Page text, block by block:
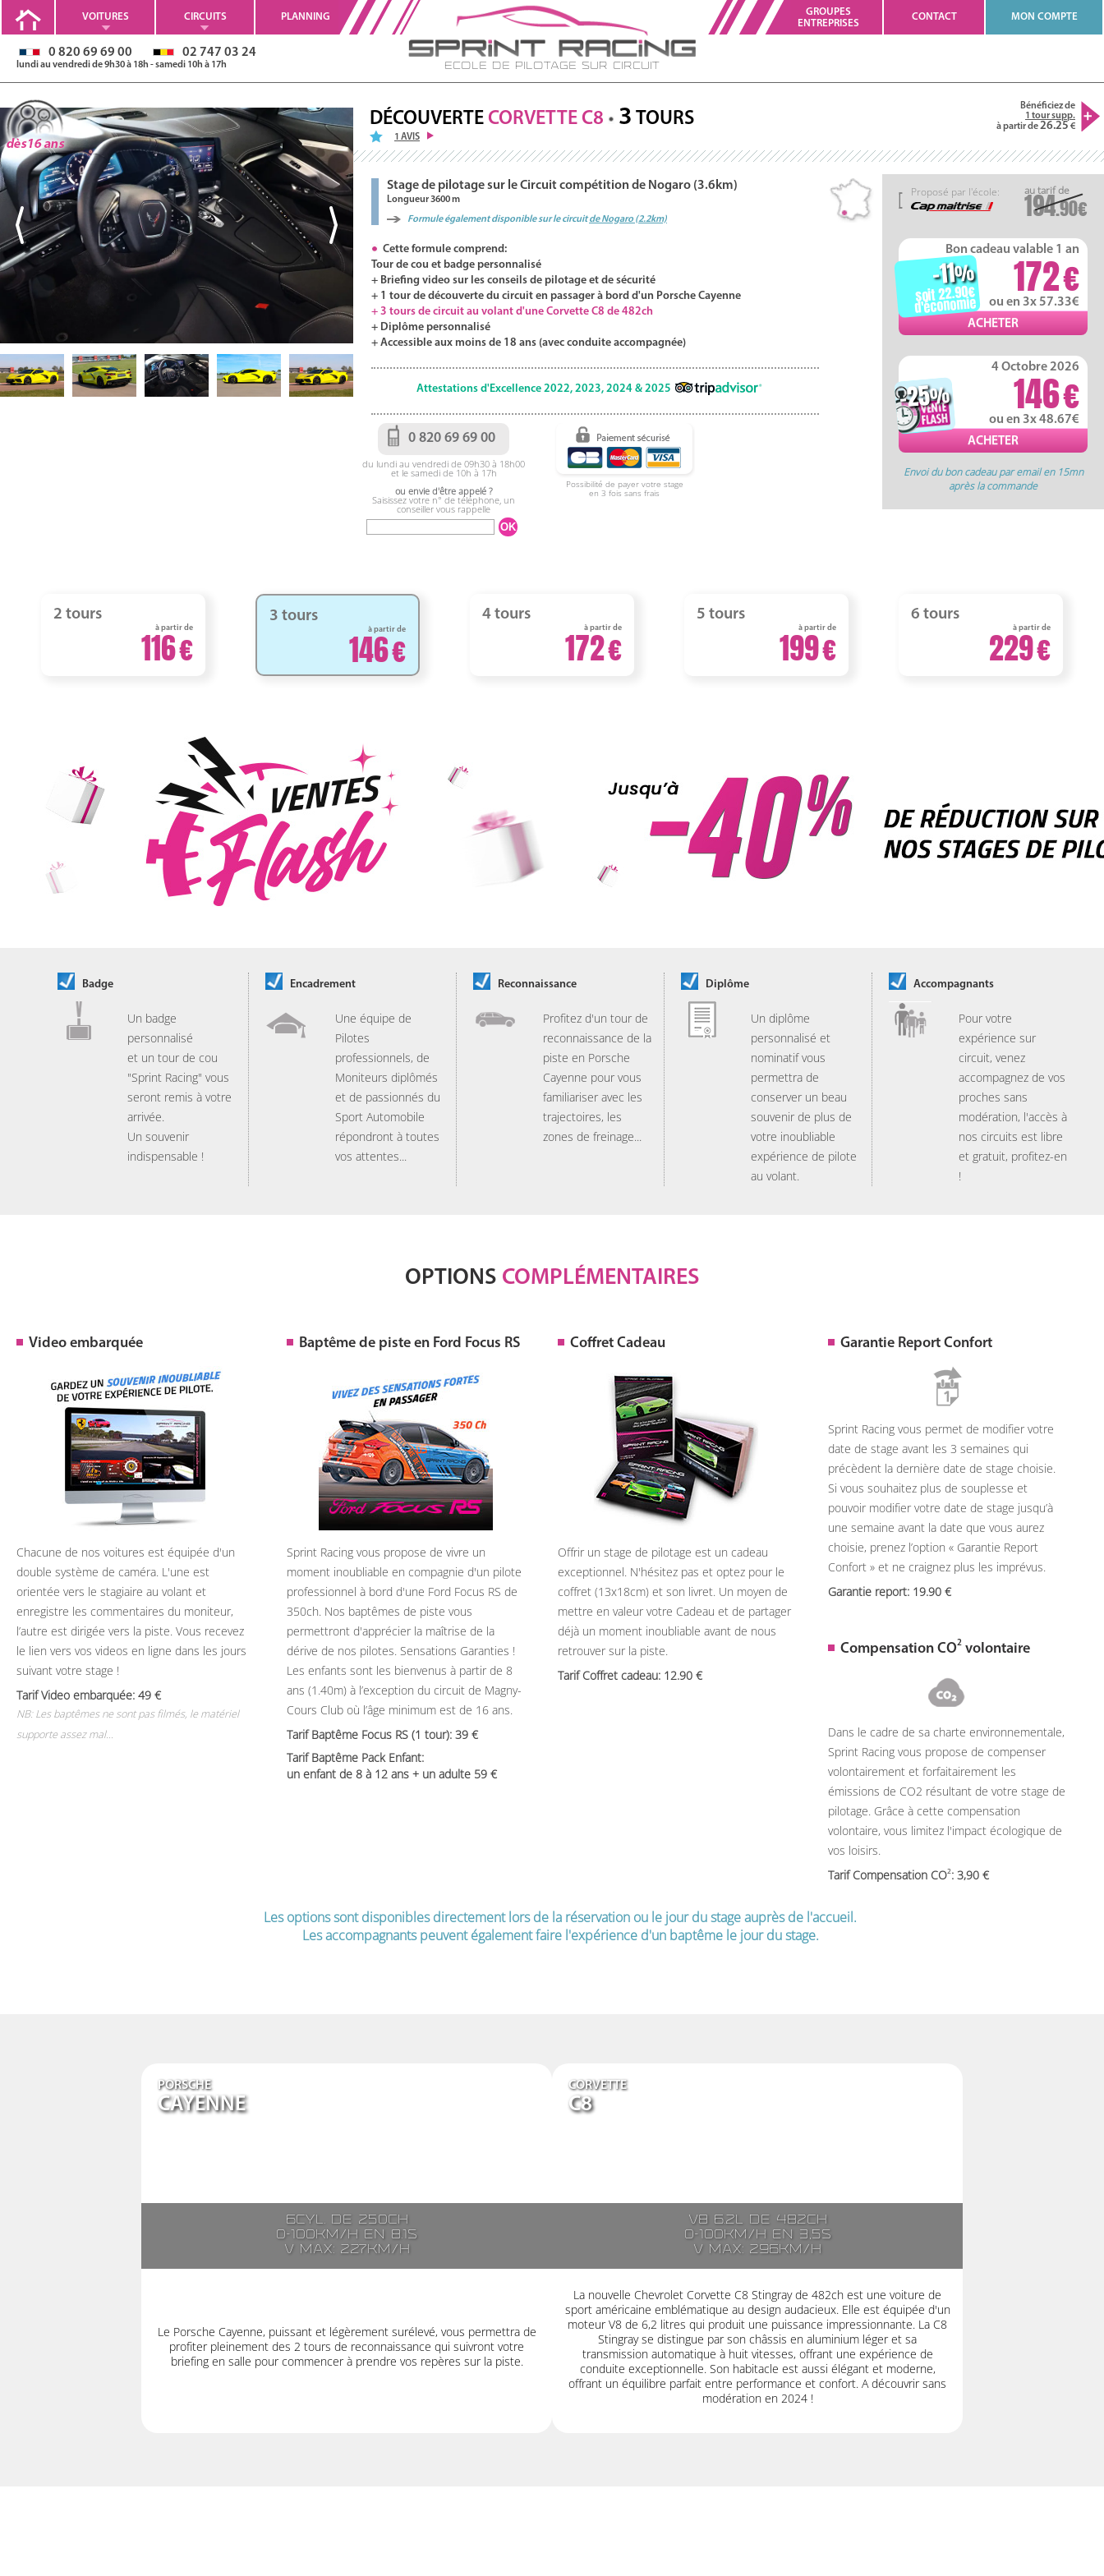
Ecole de Pilotage sur Circuit
VOITURES CIRCUITS PLANNING
GROUPES
ENTREPRISES
CONTACT MON COMPTE
0 820 69 69 00 02 747 03 24
lundi au vendredi de 9h30 à 18h - samedi 10h à 17h
Bénéficiez de
1 tour supp.
à partir de26.25
DÉCOUVERTE CORVETTE C8 3 TOURS
1 AVIS
194.90
Proposé par l'école:
Bon cadeau valable 1 an
172
ou en 3x 57.33
-11%
soit 22.90
d'économie
4 Octobre 2026
146
ou en 3x 48.67
-25%
Envoi du bon cadeau par email en 15mn
après la commande
Stage de pilotage sur le Circuit compétition de Nogaro (3.6km)
Longueur 3600 m
Formule également disponible sur le circuitde Nogaro (2.2km)
Cette formule comprend:
Tour de cou et badge personnalisé
+ Briefing video sur les conseils de pilotage et de sécurité
+ 1 tour de découverte du circuit en passager à bord d'un Porsche Cayenne
+ 3 tours de circuit au volant d'une Corvette C8 de 482ch
+ Diplôme personnalisé
+ Accessible aux moins de 18 ans (avec conduite accompagnée)
Attestations d'Excellence 2022, 2023, 2024 & 2025
0 820 69 69 00
du lundi au vendredi de 09h30 à 18h00
et le samedi de 10h à 17h
ou envie d'être appelé ?
Saisissez votre n° de téléphone, un
conseiller vous rappelle
Possibilité de payer votre stage
en 3 fois sans frais
2 tours
à partir de
116
3 tours
à partir de
146
4 tours
à partir de
172
5 tours
à partir de
199
6 tours
à partir de
229
Badge
Un badge
personnalisé
et un tour de cou
"Sprint Racing" vous
seront remis à votre
arrivée.
Un souvenir
indispensable !
Encadrement
Une équipe de
Pilotes
professionnels, de
Moniteurs diplômés
et de passionnés du
Sport Automobile
répondront à toutes
vos attentes...
Reconnaissance
Profitez d'un tour de
reconnaissance de la
piste en Porsche
Cayenne pour vous
familiariser avec les
trajectoires, les
zones de freinage...
Diplôme
Un diplôme
personnalisé et
nominatif vous
permettra de
conserver un beau
souvenir de plus de
votre inoubliable
expérience de pilote
au volant.
Accompagnants
Pour votre
expérience sur
circuit, venez
accompagnez de vos
proches sans
modération, l'accès à
nos circuits est libre
et gratuit, profitez-en
!
OPTIONS COMPLÉMENTAIRES
Video embarquée
Chacune de nos voitures est équipée d'un
double système de caméra. L'une est
orientée vers le stagiaire au volant et
enregistre les commentaires du moniteur,
l’autre est dirigée vers la piste. Vous recevez
le lien vers vos videos en ligne dans les jours
suivant votre stage !
Tarif Video embarquée: 49
NB: Les baptêmes ne sont pas filmés, le matériel
supporte assez mal...
Baptême de piste en Ford Focus RS
Sprint Racing vous propose de vivre un
moment inoubliable en compagnie d'un pilote
professionnel à bord d'une Ford Focus RS de
350ch. Nos baptêmes de piste vous
permettront d'apprécier la maîtrise de la
dérive de nos pilotes. Sensations Garanties !
Les enfants sont les bienvenus à partir de 8
ans (1.40m) à l’exception du circuit de Magny-
Cours Club où l’âge minimum est de 16 ans.
Tarif Baptême Focus RS (1 tour): 39
Tarif Baptême Pack Enfant:
un enfant de 8 à 12 ans + un adulte 59
Coffret Cadeau
Offrir un stage de pilotage est un cadeau
exceptionnel. N'hésitez pas et optez pour le
coffret (13x18cm) et son livret. Un moyen de
mettre en valeur votre Cadeau et de partager
déjà un moment inoubliable avant de nous
retrouver sur la piste.
Tarif Coffret cadeau: 12.90
Garantie Report Confort
Sprint Racing vous permet de modifier votre
date de stage avant les 3 semaines qui
précèdent la dernière date de stage choisie.
Si vous souhaitez plus de souplesse et
pouvoir modifier votre date de stage jusqu’à
une semaine avant la date que vous aurez
choisie, prenez l’option « Garantie Report
Confort » et ne craignez plus les imprévus.
Garantie report: 19.90
Compensation CO2volontaire
Dans le cadre de sa charte environnementale,
Sprint Racing vous propose de compenser
volontairement et forfaitairement les
émissions de CO2 résultant de votre stage de
pilotage. Grâce à cette compensation
volontaire, vous limitez l'impact écologique de
vos loisirs.
Tarif Compensation CO2: 3,90
Les options sont disponibles directement lors de la réservation ou le jour du stage auprès de l'accueil.
Les accompagnants peuvent également faire l'expérience d'un baptême le jour du stage.
PORSCHE
CAYENNE
6cyl. de 250ch
0-100km/h en 8.1s
V max: 227km/h
Le Porsche Cayenne, puissant et légèrement surélevé, vous permettra de
profiter pleinement des 2 tours de reconnaissance qui suivront votre
briefing en salle pour commencer à prendre vos repères sur la piste.
CORVETTE
C8
V8 6.2l de 482ch
0-100km/h en 3,5s
V max: 296km/h
La nouvelle Chevrolet Corvette C8 Stingray de 482ch est une voiture de
sport américaine emblématique au design audacieux. Elle est équipée d'un
moteur V8 de 6,2 litres qui produit une puissance impressionnante. La C8
Stingray se distingue par son châssis en aluminium léger et sa
transmission automatique à huit vitesses, offrant une expérience de
conduite exceptionnelle. Son habitacle est aussi élégant et moderne,
offrant un équilibre parfait entre performance et confort. A découvrir sans
modération en 2024 !